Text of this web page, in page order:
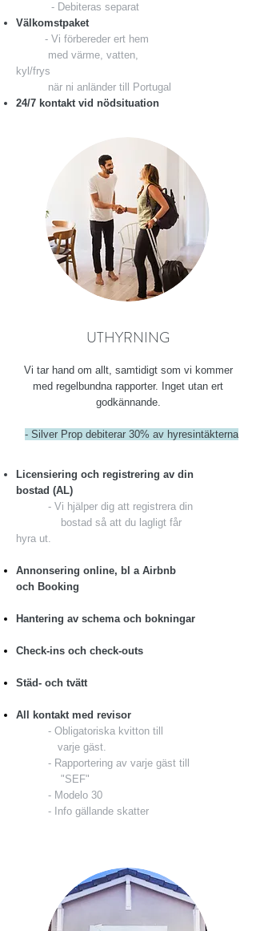
- Debiteras separat
Välkomstpaket
- Vi förbereder ert hem
med värme, vatten,
kyl/frys
när ni anländer till Portugal
24/7 kontakt vid nödsituation
UTHYRNING
Vi tar hand om allt, samtidigt som vi kommer
med regelbundna rapporter. Inget utan ert
godkännande.
- Silver Prop debiterar 30% av hyresintäkterna
Licensiering och registrering av din
bostad (AL)
- Vi hjälper dig att registrera din
bostad så att du lagligt får
hyra ut.
Annonsering online, bl a Airbnb
och Booking
Hantering av schema och bokningar
Check-ins och check-outs
Städ- och tvätt
All​ kontakt med revisor
- Obligatoriska kvitton till
varje gäst.
- Rapportering av varje gäst till
"SEF"
- Modelo 30
- Info gällande skatter